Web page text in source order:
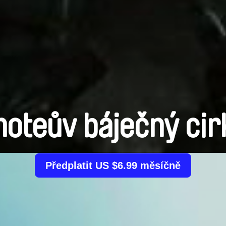
báječný
Předplatit US $6.99 měsíčně